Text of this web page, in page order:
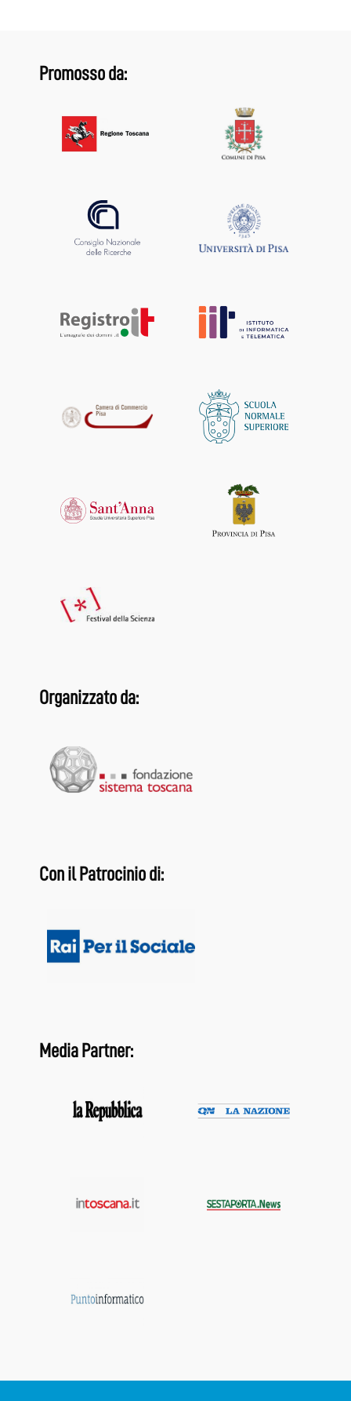
Promosso da:
Organizzato da:
Con il Patrocinio di:
Media Partner: